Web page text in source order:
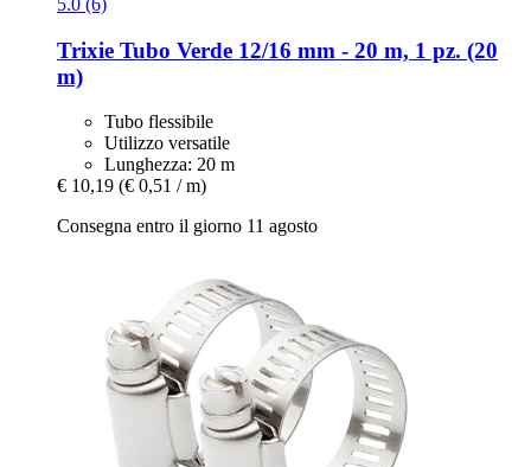
Trixie Tubo Verde 12/16 mm -​ 20 m, 1 pz. (20
m)
Tubo flessibile
Utilizzo versatile
Lunghezza: 20 m
€ 10,19 (€ 0,51 / m)
Consegna entro il giorno 11 agosto